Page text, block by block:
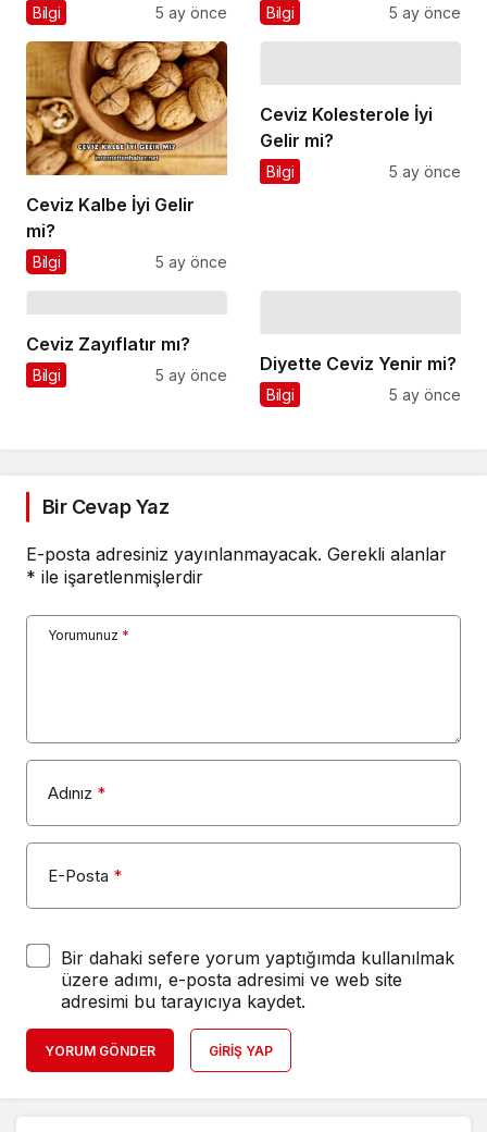
Bilgi 5 ay önce Bilgi 5 ay önce
Ceviz Kalbe İyi Gelir
mi?
Bilgi 5 ay önce
Ceviz Kolesterole İyi
Gelir mi?
Bilgi 5 ay önce
Ceviz Zayıflatır mı?
Bilgi 5 ay önce
Diyette Ceviz Yenir mi?
Bilgi 5 ay önce
Bir Cevap Yaz
E-posta adresiniz yayınlanmayacak. Gerekli alanlar
* ile işaretlenmişlerdir
Yorumunuz *
Adınız *
E-Posta *
Bir dahaki sefere yorum yaptığımda kullanılmak
üzere adımı, e-posta adresimi ve web site
adresimi bu tarayıcıya kaydet.
YORUM GÖNDER GIRIŞ YAP